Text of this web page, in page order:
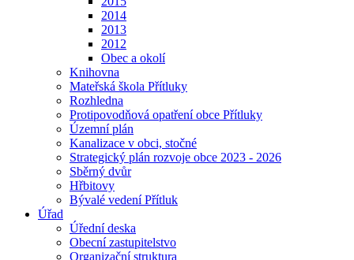
2014
2013
2012
Obec a okolí
Knihovna
Mateřská škola Přítluky
Rozhledna
Protipovodňová opatření obce Přítluky
Územní plán
Kanalizace v obci, stočné
Strategický plán rozvoje obce 2023 - 2026
Sběrný dvůr
Hřbitovy
Bývalé vedení Přítluk
Úřad
Úřední deska
Obecní zastupitelstvo
Organizační struktura